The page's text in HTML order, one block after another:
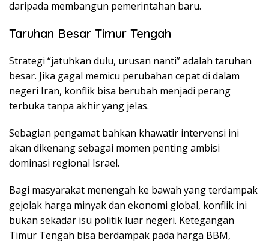
daripada membangun pemerintahan baru.
Taruhan Besar Timur Tengah
Strategi “jatuhkan dulu, urusan nanti” adalah taruhan
besar. Jika gagal memicu perubahan cepat di dalam
negeri Iran, konflik bisa berubah menjadi perang
terbuka tanpa akhir yang jelas.
Sebagian pengamat bahkan khawatir intervensi ini
akan dikenang sebagai momen penting ambisi
dominasi regional Israel.
Bagi masyarakat menengah ke bawah yang terdampak
gejolak harga minyak dan ekonomi global, konflik ini
bukan sekadar isu politik luar negeri. Ketegangan
Timur Tengah bisa berdampak pada harga BBM,